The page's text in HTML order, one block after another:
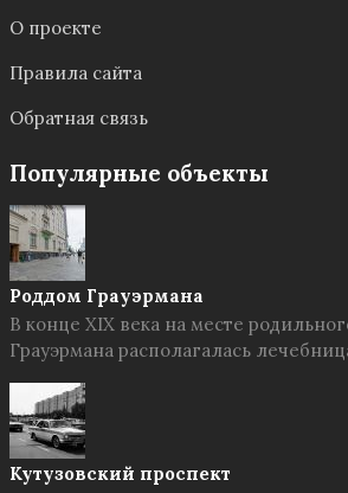
О проекте
Правила сайта
Обратная связь
Популярные объекты
Роддом Грауэрмана
В конце XIX века на месте
Грауэрмана располагалась
Кутузовский проспект